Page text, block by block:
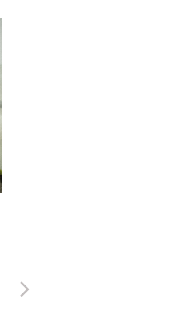
Quizás el futuro sea,